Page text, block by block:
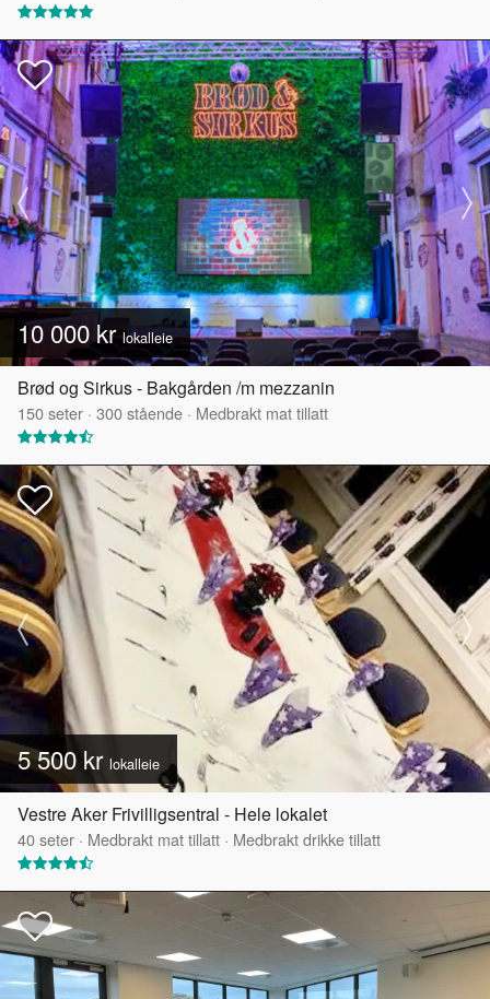
10 000 kr lokalleie
Brød og Sirkus - Bakgården /m mezzanin
150seter · 300stående · Medbrakt mat tillatt
5 500 kr lokalleie
Vestre Aker Frivilligsentral - Hele lokalet
40seter · Medbrakt mat tillatt · Medbrakt drikke tillatt